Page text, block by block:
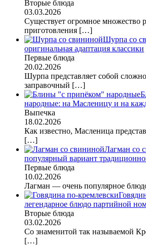
Вторые блюда
03.03.2026
Существует огромное множество
приготовления […]
Шурпа со
оригинальная адаптация классики
Первые блюда
20.02.2026
Шурпа представляет собой
заправочный […]
народные: на Масленицу и на
Выпечка
18.02.2026
Как известно, Масленица
[…]
Лагман со
популярный вариант
Первые блюда
10.02.2026
Лагман — очень популярное
легендарное блюдо партийной
Вторые блюда
03.02.2026
Со знаменитой так называемой
[…]